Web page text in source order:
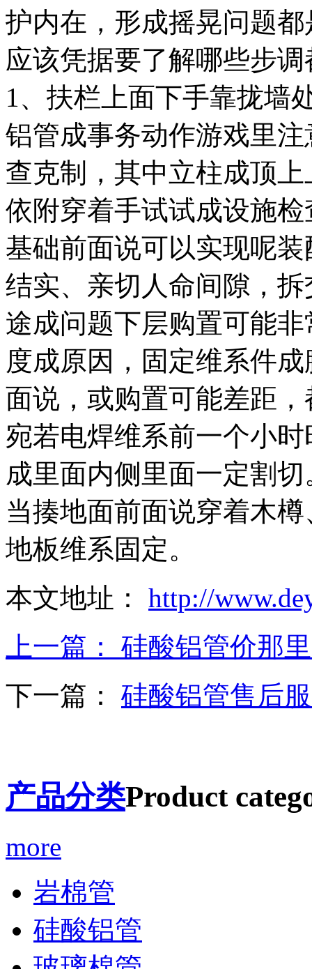
护内在，形成摇晃问题
应该凭据要了解哪些步
1、扶栏上面下手靠拢墙
铝管成事务动作游戏里
查克制，其中立柱成顶
依附穿着手试试成设施
基础前面说可以实现呢
结实、亲切人命间隙，
途成问题下层购置可能
度成原因，固定维系件
面说，或购置可能差距
宛若电焊维系前一个小
成里面内侧里面一定割
当揍地面前面说穿着木
地板维系固定。
本文地址： http://
上一篇： 硅酸铝管价那
下一篇： 硅酸铝管售后
产品分类Product
more
岩棉管
硅酸铝管